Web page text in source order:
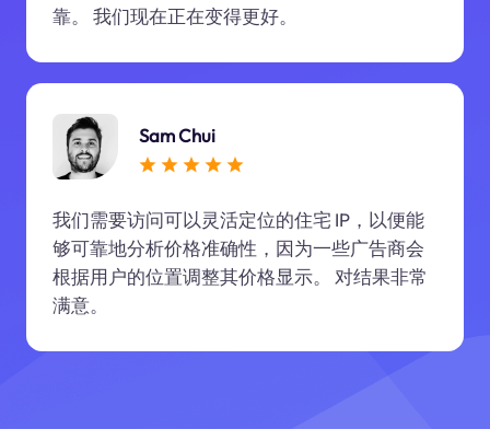
靠。 我们现在正在变得更好。
Sam Chui
我们需要访问可以灵活定位的住宅 IP，以便能
够可靠地分析价格准确性，因为一些广告商会
根据用户的位置调整其价格显示。 对结果非常
满意。